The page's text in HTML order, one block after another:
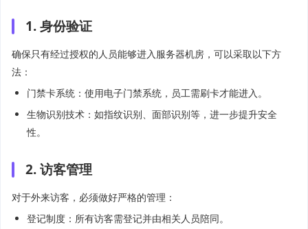
1. 身份验证
确保只有经过授权的人员能够进入服务器机房，可以采取以下方
法：
门禁卡系统：使用电子门禁系统，员工需刷卡才能进入。
生物识别技术：如指纹识别、面部识别等，进一步提升安全
性。
2. 访客管理
对于外来访客，必须做好严格的管理：
登记制度：所有访客需登记并由相关人员陪同。